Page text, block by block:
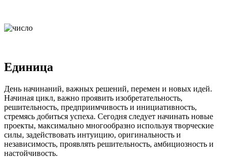
Единица
День начинаний, важных решений, перемен и новых идей.
Начиная цикл, важно проявить изобретательность,
решительность, предприимчивость и инициативность,
стремясь добиться успеха. Сегодня следует начинать новые
проекты, максимально многообразно используя творческие
силы, задействовать интуицию, оригинальность и
независимость, проявлять решительность, амбициозность и
настойчивость.